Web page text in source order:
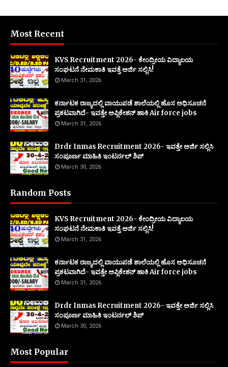
Most Recent
KVS Recruitment 2026- ಕೇಂದ್ರೀಯ ವಿದ್ಯಾಲಯ
ಸಂಘಟನೆ ನೇಮಕಾತಿ ಇವತ್ತೆ ಅರ್ಜಿ ಸಲ್ಲಿಸಿ!
March 31, 2026
ಕರ್ನಾಟಕ ರಾಜ್ಯದಲ್ಲಿ ವಾಯುಪಡೆ ಶಾಲೆಯಲ್ಲಿ ಹೊಸ ಅಧಿಸೂಚನೆ
ಪ್ರಕಟವಾಗಿದೆ- ಇವತ್ತೇ ಅಪ್ಲಿಕೇಶನ್ ಹಾಕಿ Air force jobs
March 31, 2026
Drdr Inmas Recruitment 2026- ಇವತ್ತೇ ಅರ್ಜಿ ಸಲ್ಲಿಸಿ
ಸಂಪೂರ್ಣ ಮಾಹಿತಿ ಇಂಟರ್ನಲ್ ಶಿಪ್
March 30, 2026
Random Posts
KVS Recruitment 2026- ಕೇಂದ್ರೀಯ ವಿದ್ಯಾಲಯ
ಸಂಘಟನೆ ನೇಮಕಾತಿ ಇವತ್ತೆ ಅರ್ಜಿ ಸಲ್ಲಿಸಿ!
March 31, 2026
ಕರ್ನಾಟಕ ರಾಜ್ಯದಲ್ಲಿ ವಾಯುಪಡೆ ಶಾಲೆಯಲ್ಲಿ ಹೊಸ ಅಧಿಸೂಚನೆ
ಪ್ರಕಟವಾಗಿದೆ- ಇವತ್ತೇ ಅಪ್ಲಿಕೇಶನ್ ಹಾಕಿ Air force jobs
March 31, 2026
Drdr Inmas Recruitment 2026- ಇವತ್ತೇ ಅರ್ಜಿ ಸಲ್ಲಿಸಿ
ಸಂಪೂರ್ಣ ಮಾಹಿತಿ ಇಂಟರ್ನಲ್ ಶಿಪ್
March 30, 2026
Most Popular